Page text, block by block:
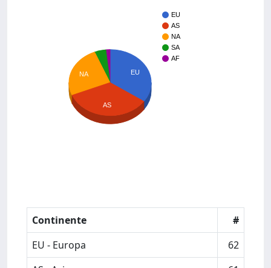
EU
AS
NA
SA
AF
EU
NA
AS
Continente
#
EU - Europa
62